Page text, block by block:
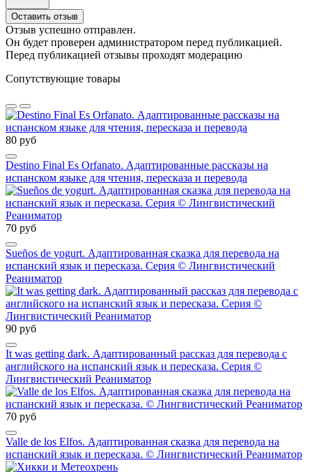
Оставить отзыв
Отзыв успешно отправлен.
Он будет проверен администратором перед публикацией.
Перед публикацией отзывы проходят модерацию
Сопутствующие товары
80 руб
Destino Final Es Orfanato. Адаптированные рассказы на
испанском языке для чтения, пересказа и перевода
70 руб
Sueños de yogurt. Адаптированная сказка для перевода на
испанский язык и пересказа. Серия © Лингвистический
Реаниматор
90 руб
It was getting dark. Адаптированный рассказ для перевода с
английского на испанский язык и пересказа. Серия ©
Лингвистический Реаниматор
70 руб
Valle de los Elfos. Адаптированная сказка для перевода на
испанский язык и пересказа. © Лингвистический Реаниматор